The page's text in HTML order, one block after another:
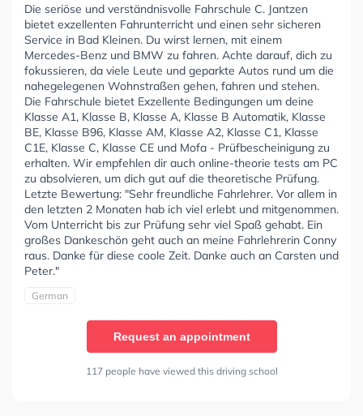
Die seriöse und verständnisvolle Fahrschule C. Jantzen
bietet exzellenten Fahrunterricht und einen sehr sicheren
Service in Bad Kleinen. Du wirst lernen, mit einem
Mercedes-Benz und BMW zu fahren. Achte darauf, dich zu
fokussieren, da viele Leute und geparkte Autos rund um die
nahegelegenen Wohnstraßen gehen, fahren und stehen.
Die Fahrschule bietet Exzellente Bedingungen um deine
Klasse A1, Klasse B, Klasse A, Klasse B Automatik, Klasse
BE, Klasse B96, Klasse AM, Klasse A2, Klasse C1, Klasse
C1E, Klasse C, Klasse CE und Mofa - Prüfbescheinigung zu
erhalten. Wir empfehlen dir auch online-theorie tests am PC
zu absolvieren, um dich gut auf die theoretische Prüfung.
Letzte Bewertung: "Sehr freundliche Fahrlehrer. Vor allem in
den letzten 2 Monaten hab ich viel erlebt und mitgenommen.
Vom Unterricht bis zur Prüfung sehr viel Spaß gehabt. Ein
großes Dankeschön geht auch an meine Fahrlehrerin Conny
raus. Danke für diese coole Zeit. Danke auch an Carsten und
Peter."
German
Request an appointment
117 people have viewed this driving school